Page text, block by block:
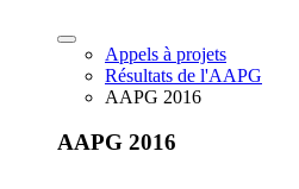
Appels à projets
Résultats de l'AAPG
AAPG 2016
AAPG 2016